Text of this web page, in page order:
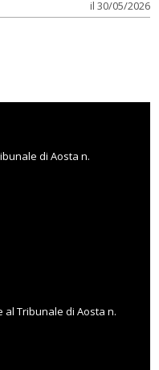
il 30/05/2026
di Aosta n.
al Tribunale di Aosta n.